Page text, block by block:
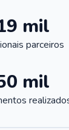
mil
parceiros
mil